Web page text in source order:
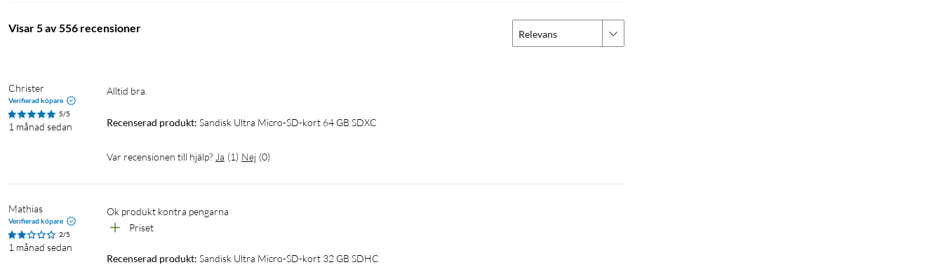
Visar 5 av 556 recensioner Relevans
Christer
Verifierad köpare
5/5
1 månad sedan
Alltid bra.
Recenserad produkt: Sandisk Ultra Micro-SD-kort 64 GB SDXC
Var recensionen till hjälp? Ja (1) Nej (0)
Mathias
Verifierad köpare
2/5
1 månad sedan
Ok produkt kontra pengarna
Priset
Recenserad produkt: Sandisk Ultra Micro-SD-kort 32 GB SDHC